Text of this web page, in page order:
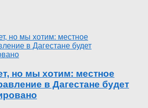
но мы хотим: местное
в Дагестане будет